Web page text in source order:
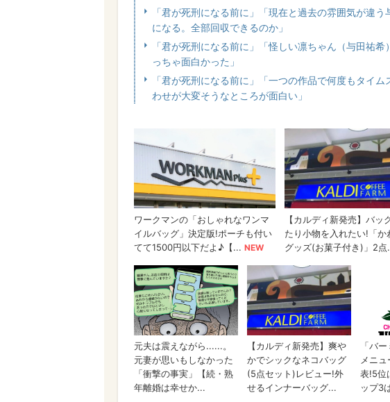
「君が死刑になる前に」「現在と過去の雰囲気が違
になる。全部回収できるのか」
「君が死刑になる前に」「怪しい凛ちゃん（与田祐
っちゃ面白かった」
「君が死刑になる前に」「一つの作品で何度もタイ
わせが大変そうなところが面白い」